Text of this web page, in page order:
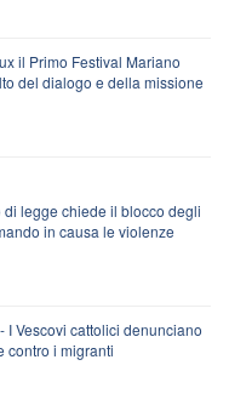
il Primo Festival Mariano
del dialogo e della missione
legge chiede il blocco degli
in causa le violenze
I Vescovi cattolici denunciano
contro i migranti